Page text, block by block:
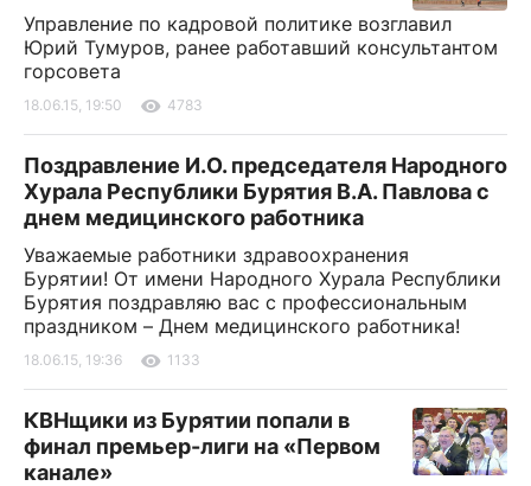
Управление по кадровой политике возглавил
Юрий Тумуров, ранее работавший консультантом
горсовета
18.06.15, 19:50 4783
Поздравление И.О. председателя Народного
Хурала Республики Бурятия В.А. Павлова с
днем медицинского работника
Уважаемые работники здравоохранения
Бурятии! От имени Народного Хурала Республики
Бурятия поздравляю вас с профессиональным
праздником – Днем медицинского работника!
18.06.15, 19:36 1133
КВНщики из Бурятии попали в
финал премьер-лиги на «Первом
канале»